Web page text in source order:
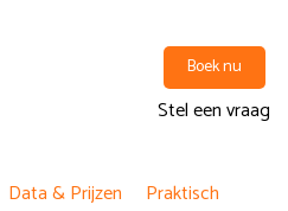
Boek nu
Stel een vraag
Data & Prijzen
Praktisch